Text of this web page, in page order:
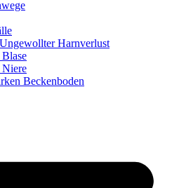
Harnverlust
Niere
Beckenboden